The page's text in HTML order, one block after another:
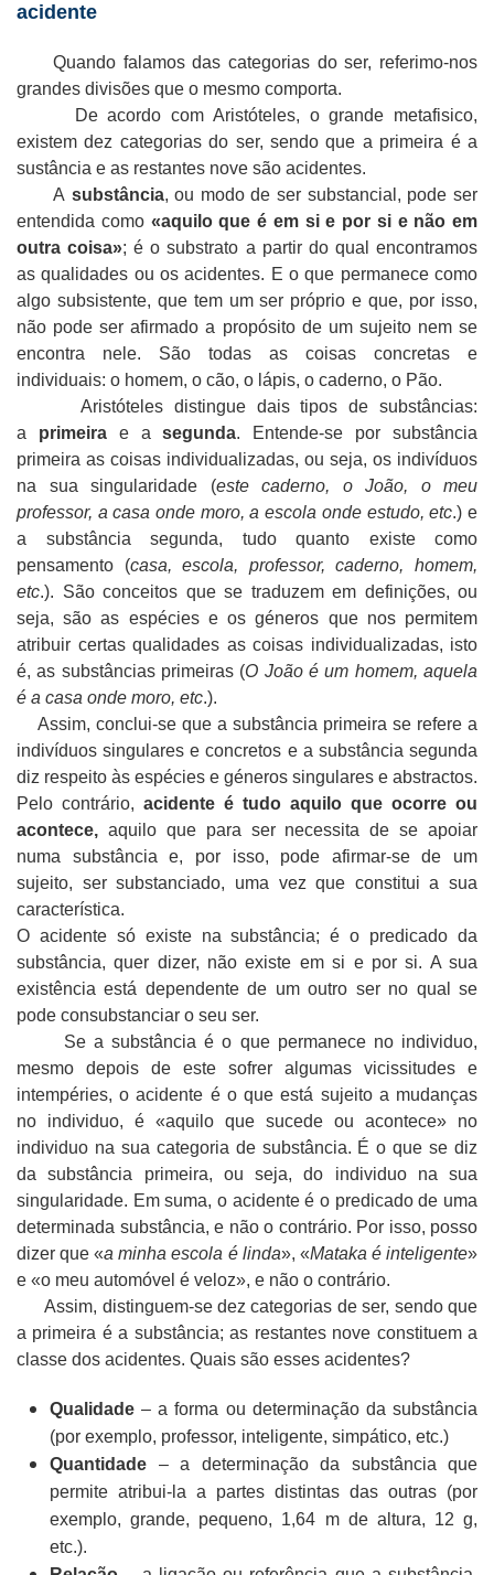
acidente
Quando falamos das categorias do ser, referimo-nos
grandes divisões que o mesmo comporta.
De acordo com Aristóteles, o grande metafisico,
existem dez categorias do ser, sendo que a primeira é a
sustância e as restantes nove são acidentes.
A substância, ou modo de ser substancial, pode ser
entendida como«aquilo que é em si e por si e não em
outra coisa»; é o substrato a partir do qual encontramos
as qualidades ou os acidentes. E o que permanece como
algo subsistente, que tem um ser próprio e que, por isso,
não pode ser afirmado a propósito de um sujeito nem se
encontra nele. São todas as coisas concretas e
individuais: o homem, o cão, o lápis, o caderno, o Pão.
Aristóteles distingue dais tipos de substâncias:
a primeirae asegunda. Entende-se por substância
primeira as coisas individualizadas, ou seja, os indivíduos
na sua singularidade (este caderno, o João, o meu
professor, a casa onde moro, a escola onde estudo, etc.) e
a substância segunda, tudo quanto existe como
pensamento (casa, escola, professor, caderno, homem,
etc.). São conceitos que se traduzem em definições, ou
seja, são as espécies e os géneros que nos permitem
atribuir certas qualidades as coisas individualizadas, isto
é, as substâncias primeiras (O João é um homem, aquela
é a casa onde moro, etc.).
Assim, conclui-se que a substância primeira se refere a
indivíduos singulares e concretos e a substância segunda
diz respeito às espécies e géneros singulares e abstractos.
Pelo contrário, acidente é tudo aquilo que ocorre ou
acontece, aquilo que para ser necessita de se apoiar
numa substância e, por isso, pode afirmar-se de um
sujeito, ser substanciado, uma vez que constitui a sua
característica.
O acidente só existe na substância; é o predicado da
substância, quer dizer, não existe em si e por si. A sua
existência está dependente de um outro ser no qual se
pode consubstanciar o seu ser.
Se a substância é o que permanece no individuo,
mesmo depois de este sofrer algumas vicissitudes e
intempéries, o acidente é o que está sujeito a mudanças
no individuo, é «aquilo que sucede ou acontece» no
individuo na sua categoria de substância. É o que se diz
da substância primeira, ou seja, do individuo na sua
singularidade. Em suma, o acidente é o predicado de uma
determinada substância, e não o contrário. Por isso, posso
dizer que «a minha escola é linda», «Mataka é inteligente»
e «o meu automóvel é veloz», e não o contrário.
Assim, distinguem-se dez categorias de ser, sendo que
a primeira é a substância; as restantes nove constituem a
classe dos acidentes. Quais são esses acidentes?
Qualidade – a forma ou determinação da substância
(por exemplo, professor, inteligente, simpático, etc.)
Quantidade – a determinação da substância que
permite atribui-la a partes distintas das outras (por
exemplo, grande, pequeno, 1,64 m de altura, 12 g,
etc.).